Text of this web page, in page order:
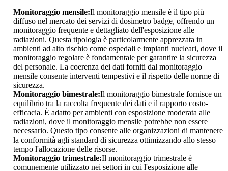
Monitoraggio mensile:Il monitoraggio mensile è il tipo più
diffuso nel mercato dei servizi di dosimetro badge, offrendo un
monitoraggio frequente e dettagliato dell'esposizione alle
radiazioni. Questa tipologia è particolarmente apprezzata in
ambienti ad alto rischio come ospedali e impianti nucleari, dove il
monitoraggio regolare è fondamentale per garantire la sicurezza
del personale. La coerenza dei dati forniti dal monitoraggio
mensile consente interventi tempestivi e il rispetto delle norme di
sicurezza.
Monitoraggio bimestrale:Il monitoraggio bimestrale fornisce un
equilibrio tra la raccolta frequente dei dati e il rapporto costo-
efficacia. È adatto per ambienti con esposizione moderata alle
radiazioni, dove il monitoraggio mensile potrebbe non essere
necessario. Questo tipo consente alle organizzazioni di mantenere
la conformità agli standard di sicurezza ottimizzando allo stesso
tempo l'allocazione delle risorse.
Monitoraggio trimestrale:Il monitoraggio trimestrale è
comunemente utilizzato nei settori in cui l'esposizione alle